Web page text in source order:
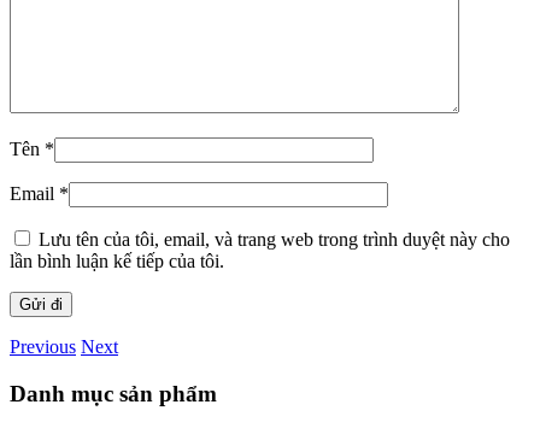
Tên *
Email *
Lưu tên của tôi, email, và trang web trong trình duyệt này cho
lần bình luận kế tiếp của tôi.
Previous Next
Danh mục sản phẩm